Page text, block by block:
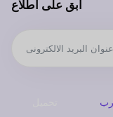
ابق على اطلاع